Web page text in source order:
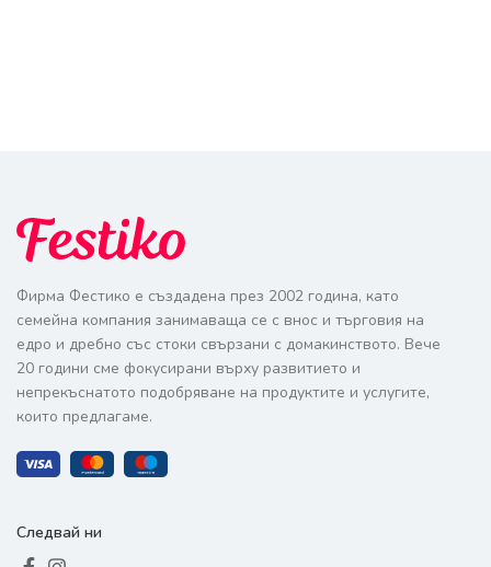
Фирма Фестико е създадена през 2002 година, като
семейна компания занимаваща се с внос и търговия на
едро и дребно със стоки свързани с домакинството. Вече
20 години сме фокусирани върху развитието и
непрекъснатото подобряване на продуктите и услугите,
които предлагаме.
Следвай ни